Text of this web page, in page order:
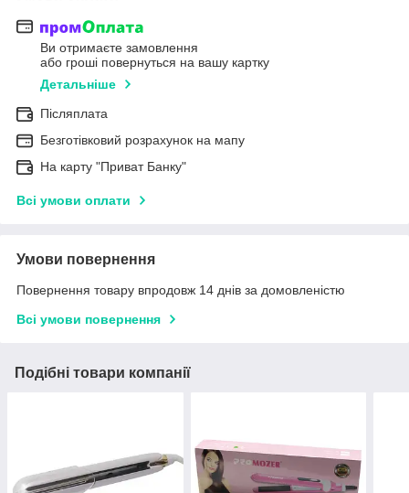
Ви отримаєте замовлення
або гроші повернуться на вашу картку
Детальніше
Післяплата
Безготівковий розрахунок на мапу
На карту "Приват Банку"
Всі умови оплати
Умови повернення
Повернення товару впродовж 14 днів за домовленістю
Всі умови повернення
Подібні товари компанії